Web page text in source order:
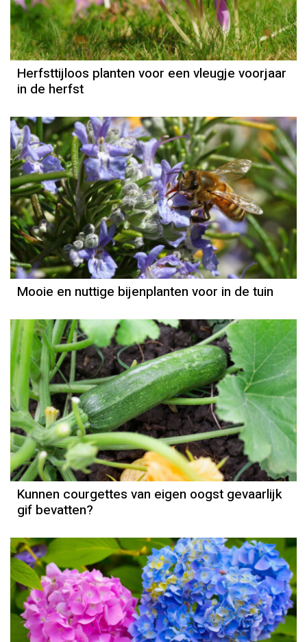
Herfsttijloos planten voor een vleugje voorjaar
in de herfst
Mooie en nuttige bijenplanten voor in de tuin
Kunnen courgettes van eigen oogst gevaarlijk
gif bevatten?